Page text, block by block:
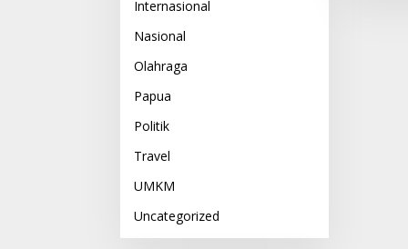
Internasional
Nasional
Olahraga
Papua
Politik
Travel
UMKM
Uncategorized